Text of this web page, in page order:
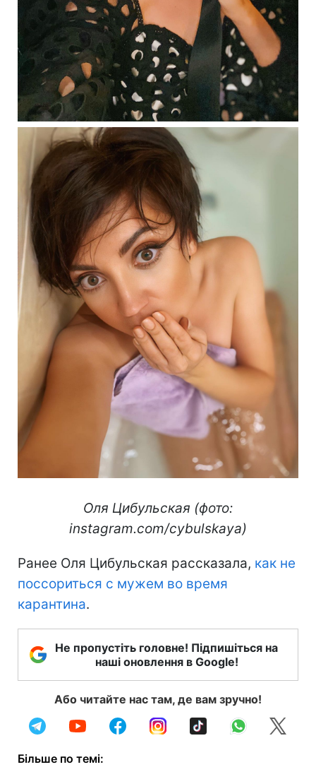
Оля Цибульская (фото:
instagram.com/cybulskaya)
Ранее Оля Цибульская рассказала, как не
поссориться с мужем во время
карантина.
Не пропустіть головне! Підпишіться на
наші оновлення в Google!
Або читайте нас там, де вам зручно!
Більше по темі: